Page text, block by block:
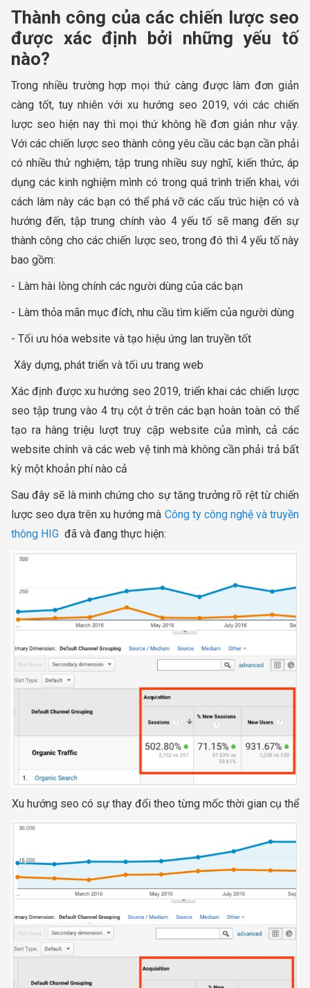
Thành công của các chiến lược seo
được xác định bởi những yếu tố
nào?
Trong nhiều trường hợp mọi thứ càng được làm đơn giản
càng tốt, tuy nhiên với xu hướng seo 2019, với các chiến
lược seo hiện nay thì mọi thứ không hề đơn giản như vậy.
Với các chiến lược seo thành công yêu cầu các bạn cần phải
có nhiều thử nghiệm, tập trung nhiều suy nghĩ, kiến thức, áp
dụng các kinh nghiệm mình có trong quá trình triển khai, với
cách làm này các bạn có thể phá vỡ các cấu trúc hiện có và
hướng đến, tập trung chính vào 4 yếu tố sẽ mang đến sự
thành công cho các chiến lược seo, trong đó thì 4 yếu tố này
bao gồm:
- Làm hài lòng chính các người dùng của các bạn
- Làm thỏa mãn mục đích, nhu cầu tìm kiếm của người dùng
- Tối ưu hóa website và tạo hiệu ứng lan truyền tốt
Xây dựng, phát triển và tối ưu trang web
Xác định được xu hướng seo 2019, triển khai các chiến lược
seo tập trung vào 4 trụ cột ở trên các bạn hoàn toàn có thể
tạo ra hàng triệu lượt truy cập website của mình, cả các
website chính và các web vệ tinh mà không cần phải trả bất
kỳ một khoản phí nào cả
Sau đây sẽ là minh chứng cho sự tăng trưởng rõ rệt từ chiến
lược seo dựa trên xu hướng mà Công ty công nghệ và truyền
thông HIG đã và đang thực hiện:
Xu hướng seo có sự thay đổi theo từng mốc thời gian cụ thể